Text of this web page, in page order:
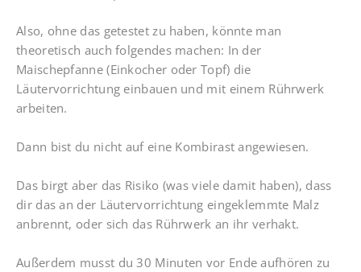
Also, ohne das getestet zu haben, könnte man
theoretisch auch folgendes machen: In der
Maischepfanne (Einkocher oder Topf) die
Läutervorrichtung einbauen und mit einem Rührwerk
arbeiten.
Dann bist du nicht auf eine Kombirast angewiesen.
Das birgt aber das Risiko (was viele damit haben), dass
dir das an der Läutervorrichtung eingeklemmte Malz
anbrennt, oder sich das Rührwerk an ihr verhakt.
Außerdem musst du 30 Minuten vor Ende aufhören zu